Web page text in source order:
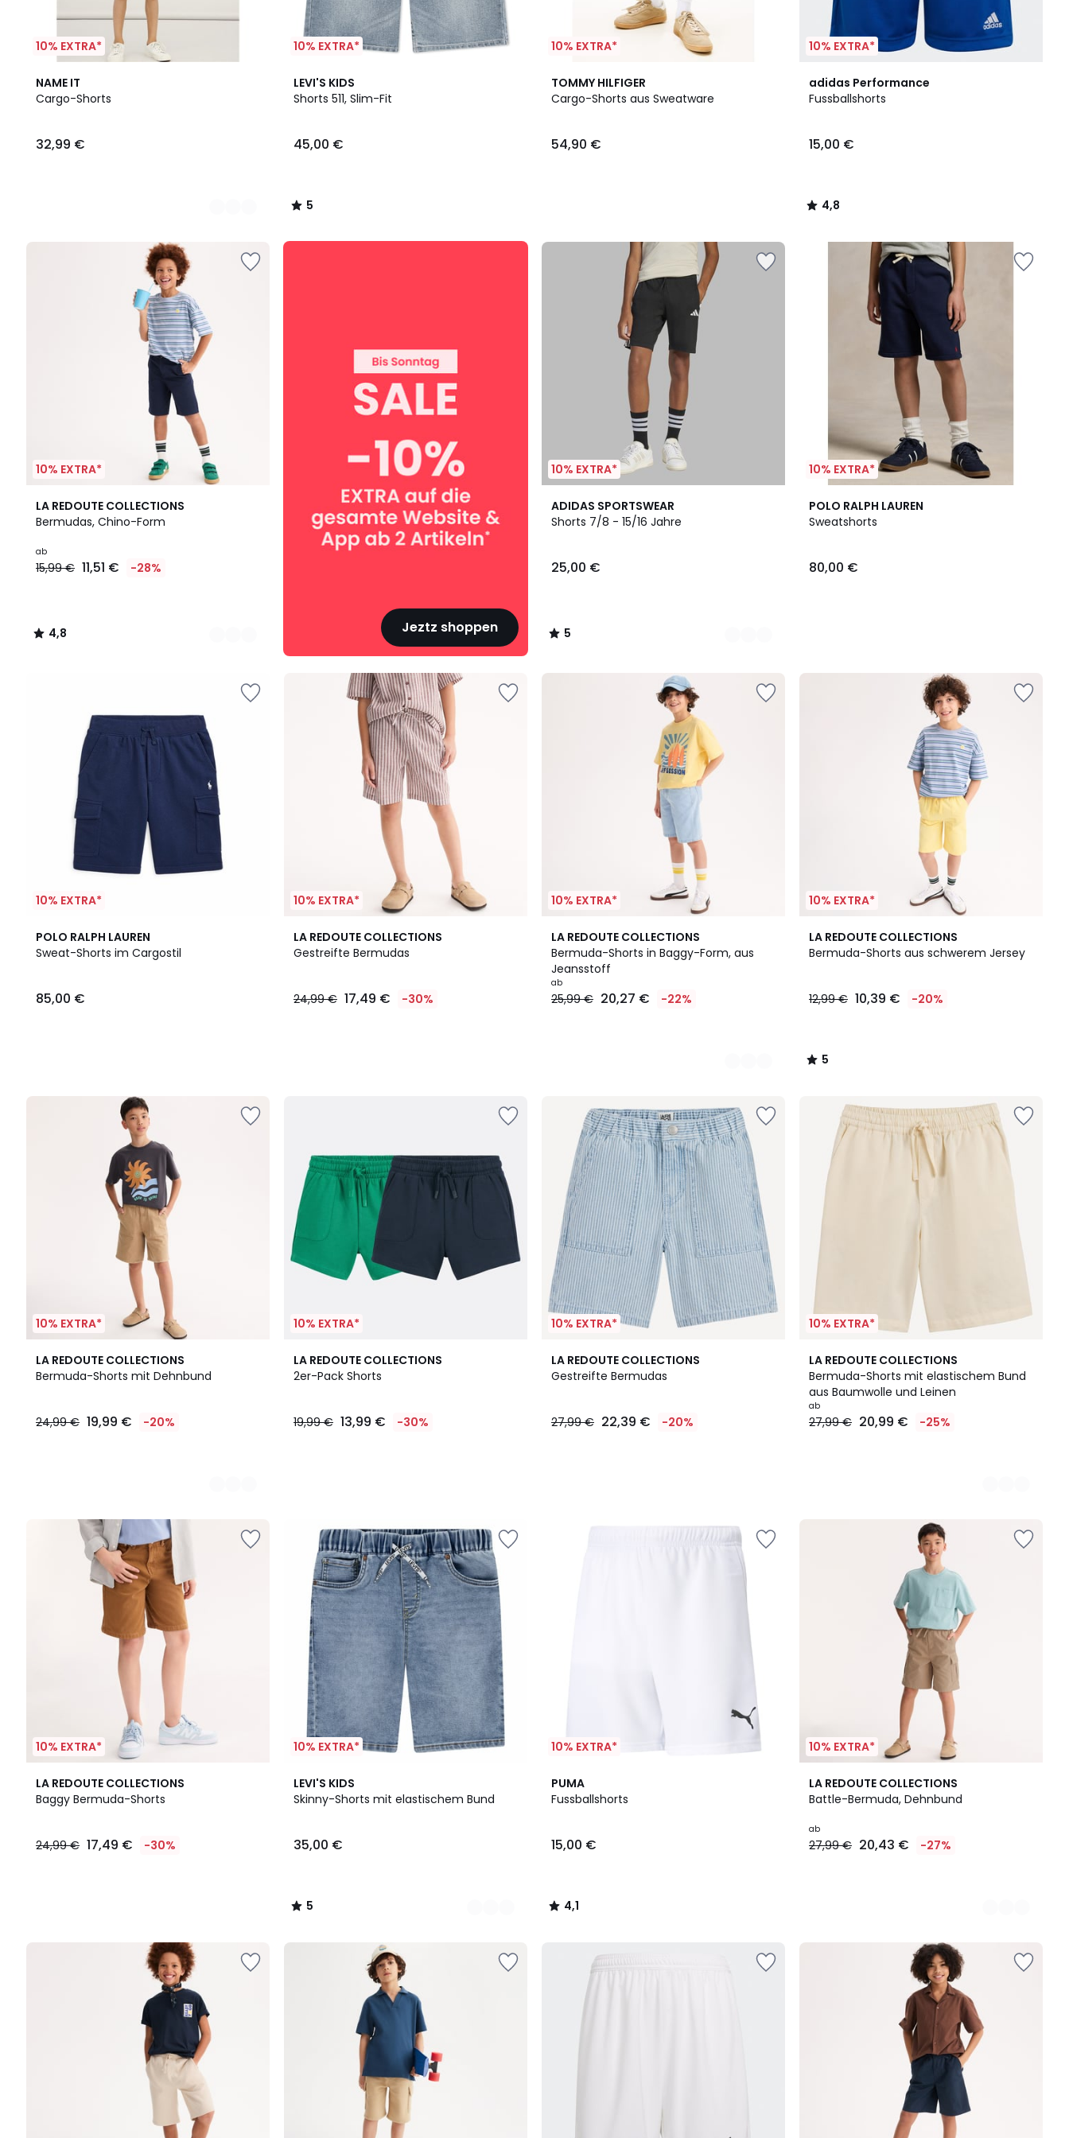
10% EXTRA*
NAME IT
Cargo-Shorts
€.
32,99 €
2
Farben
10% EXTRA*
LEVI'S KIDS
Shorts 511, Slim-Fit
45,00 €
5
/
5
/
10% EXTRA*
TOMMY HILFIGER
Cargo-Shorts aus Sweatware
54,90 €
10% EXTRA*
adidas Performance
Fussballshorts
15,00 €
4,8
/ 5
4,8
/
10% EXTRA*
LA REDOUTE COLLECTIONS
Bermudas, Chino-Form
ab
15,99 € 11,51 € -28%
4,8
/ 5
2
Farben
4,8
/
Jeztz shoppen
SALE
10% EXTRA*
ADIDAS SPORTSWEAR
Shorts 7/8 - 15/16 Jahre
25,00 €
5
/
2
Farben
5
/
10% EXTRA*
POLO RALPH LAUREN
Sweatshorts
80,00 €
10% EXTRA*
POLO RALPH LAUREN
Sweat-Shorts im Cargostil
85,00 €
10% EXTRA*
LA REDOUTE COLLECTIONS
Gestreifte Bermudas
24,99 € 17,49 € -30%
10% EXTRA*
LA REDOUTE COLLECTIONS
Bermuda-Shorts in Baggy-Form, aus
Jeansstoff
ab
25,99 € 20,27 € -22%
2
Farben
10% EXTRA*
LA REDOUTE COLLECTIONS
Bermuda-Shorts aus schwerem Jersey
12,99 € 10,39 € -20%
5
/
5
/
10% EXTRA*
LA REDOUTE COLLECTIONS
Bermuda-Shorts mit Dehnbund
24,99 € 19,99 € -20%
3
Farben
10% EXTRA*
LA REDOUTE COLLECTIONS
2er-Pack Shorts
19,99 € 13,99 € -30%
10% EXTRA*
LA REDOUTE COLLECTIONS
Gestreifte Bermudas
27,99 € 22,39 € -20%
10% EXTRA*
LA REDOUTE COLLECTIONS
Bermuda-Shorts mit elastischem Bund
aus Baumwolle und Leinen
ab
27,99 € 20,99 € -25%
3
Farben
10% EXTRA*
LA REDOUTE COLLECTIONS
Baggy Bermuda-Shorts
24,99 € 17,49 € -30%
10% EXTRA*
LEVI'S KIDS
Skinny-Shorts mit elastischem Bund
35,00 €
5
/
2
Farben
5
/
10% EXTRA*
PUMA
Fussballshorts
15,00 €
4,1
/ 5
4,1
/
10% EXTRA*
LA REDOUTE COLLECTIONS
Battle-Bermuda, Dehnbund
ab
27,99 € 20,43 € -27%
2
Farben